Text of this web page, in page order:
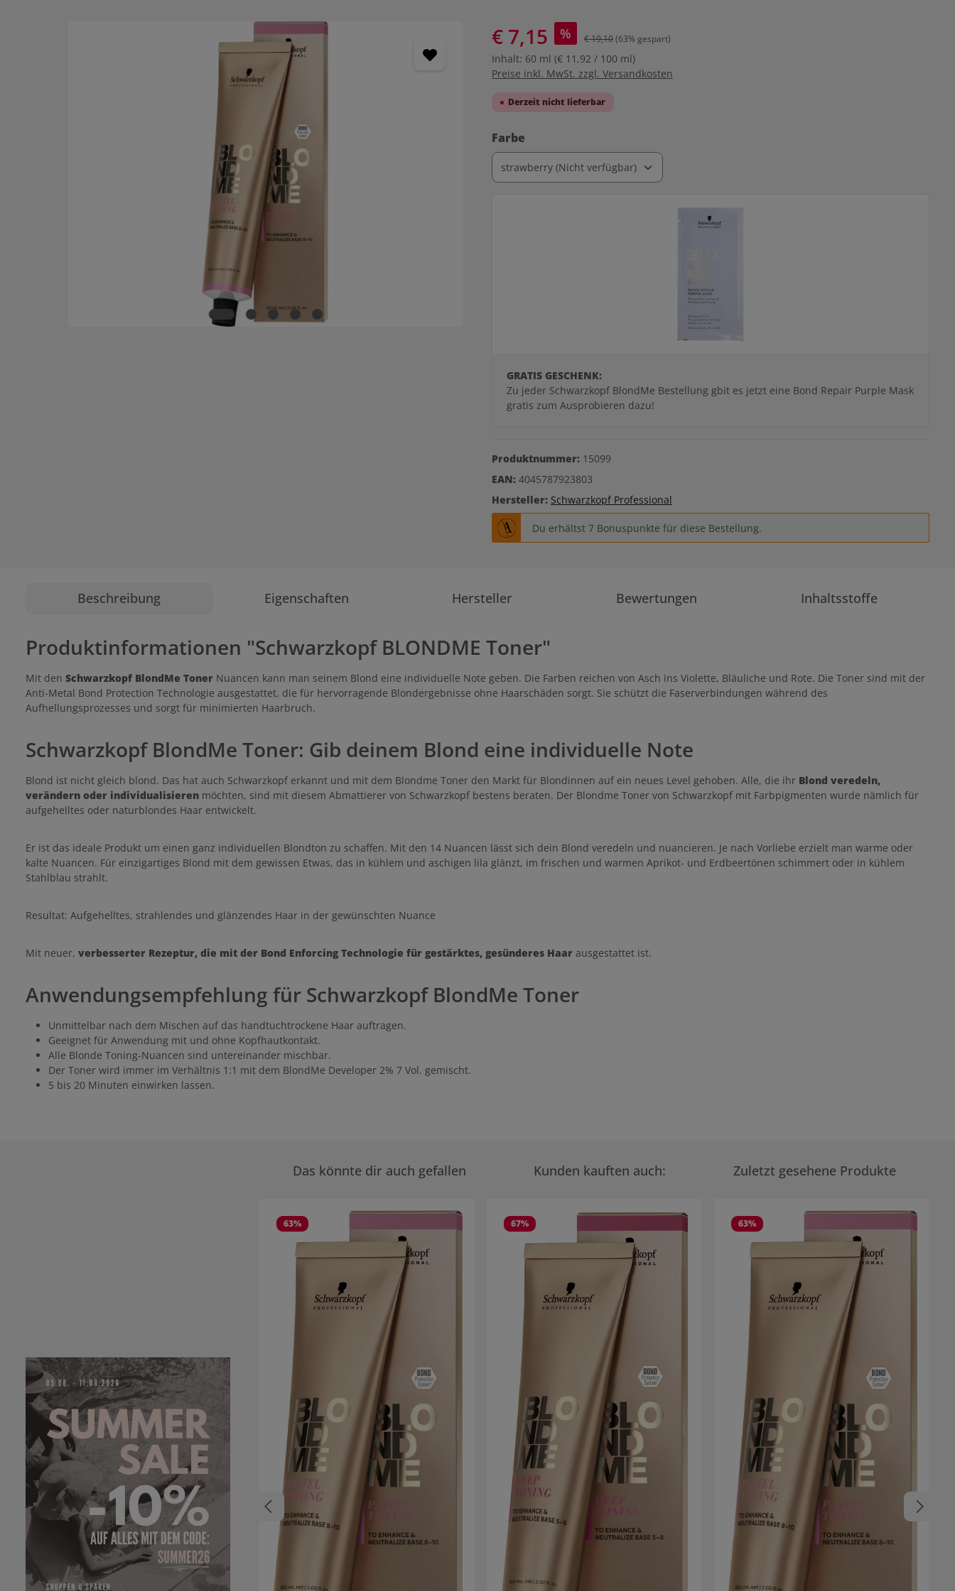
€ 7,15 % € 19,10(63% gespart)
Inhalt: 60 ml (€ 11,92 / 100 ml)
Preise inkl. MwSt. zzgl. Versandkosten
Derzeit nicht lieferbar
Farbe
GRATIS GESCHENK:
Zu jeder Schwarzkopf BlondMe Bestellung gbit es jetzt eine Bond Repair Purple Mask
gratis zum Ausprobieren dazu!
Produktnummer: 15099
EAN: 4045787923803
Hersteller: Schwarzkopf Professional
Du erhältst 7 Bonuspunkte für diese Bestellung.
Beschreibung Eigenschaften Hersteller Bewertungen Inhaltsstoffe
Produktinformationen "Schwarzkopf BLONDME Toner"
Mit den Schwarzkopf BlondMe Toner Nuancen kann man seinem Blond eine individuelle Note geben. Die Farben reichen von Asch ins Violette, Bläuliche und Rote. Die Toner sind mit der
Anti-Metal Bond Protection Technologie ausgestattet, die für hervorragende Blondergebnisse ohne Haarschäden sorgt. Sie schützt die Faserverbindungen während des
Aufhellungsprozesses und sorgt für minimierten Haarbruch.
Schwarzkopf BlondMe Toner: Gib deinem Blond eine individuelle Note
Blond ist nicht gleich blond. Das hat auch Schwarzkopf erkannt und mit dem Blondme Toner den Markt für Blondinnen auf ein neues Level gehoben. Alle, die ihr Blond veredeln,
verändern oder individualisieren möchten, sind mit diesem Abmattierer von Schwarzkopf bestens beraten. Der Blondme Toner von Schwarzkopf mit Farbpigmenten wurde nämlich für
aufgehelltes oder naturblondes Haar entwickelt.
Er ist das ideale Produkt um einen ganz individuellen Blondton zu schaffen. Mit den 14 Nuancen lässt sich dein Blond veredeln und nuancieren. Je nach Vorliebe erzielt man warme oder
kalte Nuancen. Für einzigartiges Blond mit dem gewissen Etwas, das in kühlem und aschigen lila glänzt, im frischen und warmen Aprikot- und Erdbeertönen schimmert oder in kühlem
Stahlblau strahlt.
Resultat: Aufgehelltes, strahlendes und glänzendes Haar in der gewünschten Nuance
Mit neuer, verbesserter Rezeptur, die mit der Bond Enforcing Technologie für gestärktes, gesünderes Haar ausgestattet ist.
Anwendungsempfehlung für Schwarzkopf BlondMe Toner
Unmittelbar nach dem Mischen auf das handtuchtrockene Haar auftragen.
Geeignet für Anwendung mit und ohne Kopfhautkontakt.
Alle Blonde Toning-Nuancen sind untereinander mischbar.
Der Toner wird immer im Verhältnis 1:1 mit dem BlondMe Developer 2% 7 Vol. gemischt.
5 bis 20 Minuten einwirken lassen.
Das könnte dir auch gefallen Kunden kauften auch: Zuletzt gesehene Produkte
63% 67% 63%